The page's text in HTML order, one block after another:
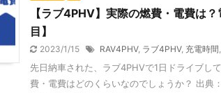
【ラブ4PHV】実際の燃費・電費は
目】
2023/1/15 RAV4PHV, ラブ4PHV, 充電時間,
先日納車された、ラブ4PHVで1日ドライブし
費・電費はどのくらいなのでしょうか？ 出典